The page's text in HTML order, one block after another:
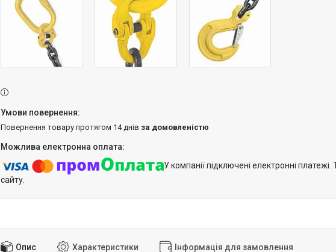
повернення товару протягом 14 днів за домовленістю
У компанії підключені електронні
сайту.
Опис Характеристики Інформація для замовлення